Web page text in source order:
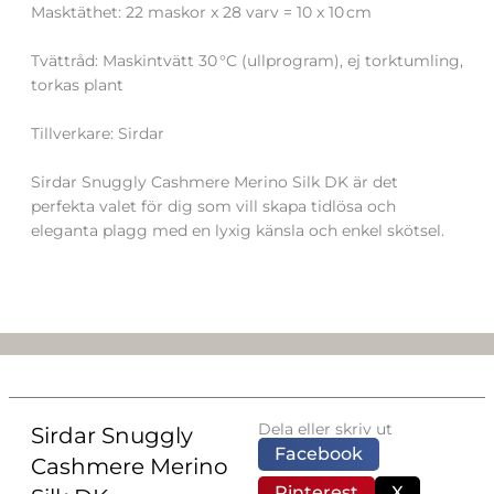
Masktäthet: 22 maskor x 28 varv = 10 x 10 cm
Tvättråd: Maskintvätt 30 °C (ullprogram), ej torktumling,
torkas plant
Tillverkare: Sirdar
Sirdar Snuggly Cashmere Merino Silk DK är det
perfekta valet för dig som vill skapa tidlösa och
eleganta plagg med en lyxig känsla och enkel skötsel.
Sirdar Snuggly
Cashmere Merino
Dela eller skriv ut
Facebook